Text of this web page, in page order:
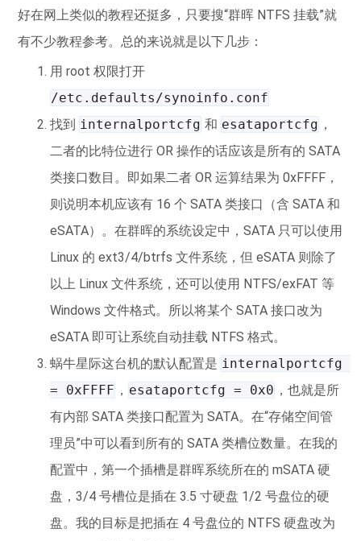
好在网上类似的教程还挺多，只要搜“群晖 NTFS 挂载”就
有不少教程参考。总的来说就是以下几步：
用 root 权限打开
/etc.defaults/synoinfo.conf
找到 internalportcfg 和 esataportcfg ，
二者的比特位进行 OR 操作的话应该是所有的 SATA
类接口数目。即如果二者 OR 运算结果为 0xFFFF，
则说明本机应该有 16 个 SATA 类接口（含 SATA 和
eSATA）。在群晖的系统设定中，SATA 只可以使用
Linux 的 ext3/4/btrfs 文件系统，但 eSATA 则除了
以上 Linux 文件系统，还可以使用 NTFS/exFAT 等
Windows 文件格式。所以将某个 SATA 接口改为
eSATA 即可让系统自动挂载 NTFS 格式。
蜗牛星际这台机的默认配置是 internalportcfg
= 0xFFFF ， esataportcfg = 0x0 ，也就是所
有内部 SATA 类接口配置为 SATA。在“存储空间管
理员”中可以看到所有的 SATA 类槽位数量。在我的
配置中，第一个插槽是群晖系统所在的 mSATA 硬
盘，3/4 号槽位是插在 3.5 寸硬盘 1/2 号盘位的硬
盘。我的目标是把插在 4 号盘位的 NTFS 硬盘改为